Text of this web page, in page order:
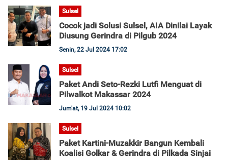
Sulsel
Cocok jadi Solusi Sulsel, AIA Dinilai Layak
Diusung Gerindra di Pilgub 2024
Senin, 22 Jul 2024 17:02
Sulsel
Paket Andi Seto-Rezki Lutfi Menguat di
Pilwalkot Makassar 2024
Jum'at, 19 Jul 2024 10:02
Sulsel
Paket Kartini-Muzakkir Bangun Kembali
Koalisi Golkar & Gerindra di Pilkada Sinjai